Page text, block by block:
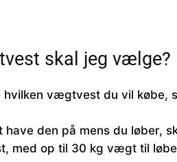
skal jeg vælge?
vægtvest du vil købe,
have den på mens du løber,
med op til 30 kg vægt til